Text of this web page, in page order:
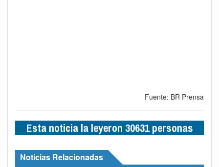
Fuente: BR Prensa
Esta noticia la leyeron 30631 personas
Noticias Relacionadas